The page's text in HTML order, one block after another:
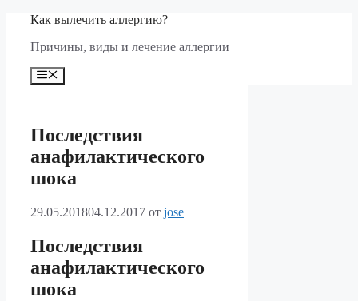
Перейти
содержимому
Как вылечить аллергию?
Причины, виды и лечение аллергии
Меню
Последствия
анафилактического
шока
29.05.201804.12.2017 от jose
Последствия
анафилактического
шока